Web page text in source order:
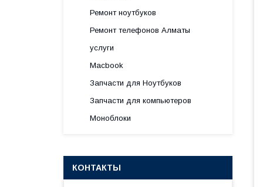
Ремонт ноутбуков
Ремонт телефонов Алматы
услуги
Macbook
Запчасти для Ноутбуков
Запчасти для компьютеров
Моноблоки
КОНТАКТЫ